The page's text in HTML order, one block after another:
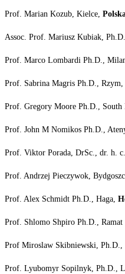
Prof. Marian Kozub, Kielce,
Assoc. Prof. Mariusz Kubiak,
Prof. Marco Lombardi Ph.D.,
Prof. Sabrina Magris Ph.D., Rzym,
Prof. Gregory Moore Ph.D., South
Prof. John M Nomikos Ph.D.,
Prof. Viktor Porada, DrSc., dr. h.
Prof. Andrzej Pieczywok,
Prof. Alex Schmidt Ph.D., Haga,
Prof. Shlomo Shpiro Ph.D., Ramat
Prof Miroslaw Skibniewski, Ph.D.,
Prof. Lyubomyr Sopilnyk, Ph.D.,